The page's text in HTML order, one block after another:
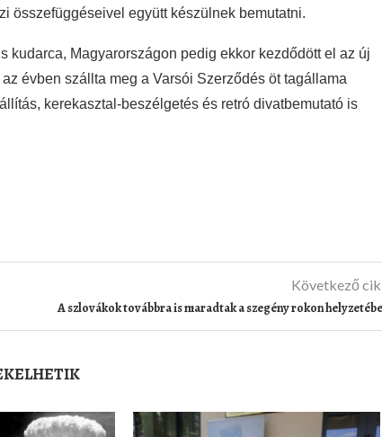
összefüggéseivel együtt készülnek bemutatni.
kudarca, Magyarországon pedig ekkor kezdődött el az új
évben szállta meg a Varsói Szerződés öt tagállama
kerekasztal-beszélgetés és retró divatbemutató is
Következő
A szlovákok továbbra is maradtak a szegény rokon